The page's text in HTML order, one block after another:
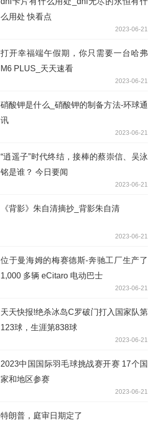
么用处 快看点
2023-06-21
打开幸福端午假期，你只需要一台哈弗
M6 PLUS_天天速看
2023-06-21
硝酸钾是什么_硝酸钾的制备方法-环球通
讯
2023-06-21
“逍遥子”时代终结，接棒的蔡崇信、吴泳
铭是谁？ 今日要闻
2023-06-21
《背影》朱自清摘抄_背影朱自清
2023-06-21
位于曼海姆的梅赛德斯-奔驰工厂生产了
1,000 多辆 eCitaro 电动巴士
2023-06-21
天天快报!绝杀冰岛C罗破门打入国家队第
123球，生涯第838球
2023-06-21
2023中国国际羽毛球挑战赛开赛 17个国
家和地区参赛
2023-06-21
特朗普，庭审日期定了